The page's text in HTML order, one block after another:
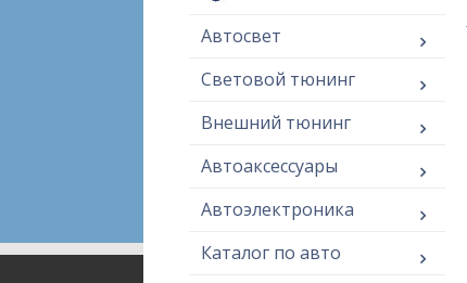
Автосвет
Световой тюнинг
Внешний тюнинг
Автоаксессуары
Автоэлектроника
Каталог по авто